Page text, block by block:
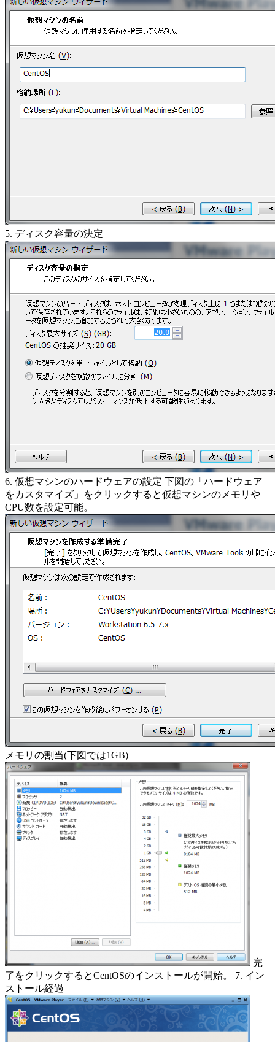
5. ディスク容量の決定
6. 仮想マシンのハードウェアの設定 下図の「ハードウェア
をカスタマイズ」をクリックすると仮想マシンのメモリや
CPU数を設定可能。
メモリの割当(下図では1GB)
完
了をクリックするとCentOSのインストールが開始。 7. イン
ストール経過